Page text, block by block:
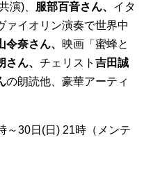
演)、 服部百音さん、 イタ
ァイオリン演奏で世界中
令奈さん、 映画「蜜蜂と
さん、 チェリスト 吉田誠
の朗読他、豪華アーティ
～30日(日) 21時（メンテ